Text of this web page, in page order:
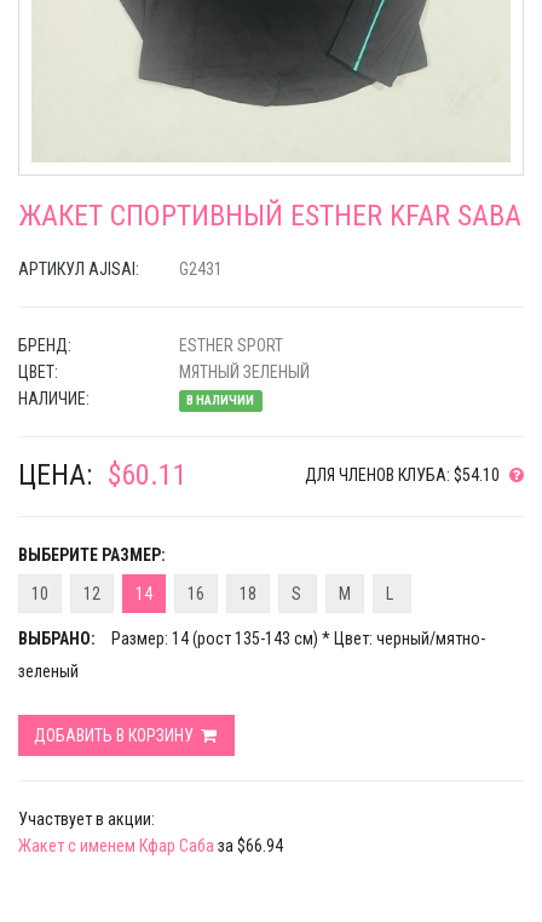
ЖАКЕТ СПОРТИВНЫЙ ESTHER KFAR SABA
АРТИКУЛ AJISAI: G2431
БРЕНД:
ESTHER SPORT
ЦВЕТ:
МЯТНЫЙ ЗЕЛЕНЫЙ
НАЛИЧИЕ:
В НАЛИЧИИ
ЦЕНА: $60.11 ДЛЯ ЧЛЕНОВ КЛУБА: $54.10
ВЫБЕРИТЕ РАЗМЕР:
10
12 14 16 18 S M
ВЫБРАНО:
Размер: 14 (рост 135-143 см) * Цвет: черный/мятно-
зеленый
ДОБАВИТЬ В КОРЗИНУ
Участвует в акции:
Жакет с именем Кфар Саба за $66.94